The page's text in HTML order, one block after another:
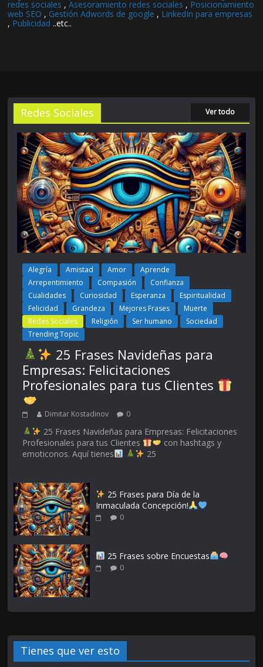
redes sociales ,Asesoramiento redes sociales , Posicionamiento
web SEO , Gestión Adwords de google , LinkedIn para empresas
, Publicidad ..etc..
Redes Sociales Ver todo
Alegría Amistad Amor
Aprende
Arrepentimiento
Compasión
Confianza
Cualidades
Curiosidad Esperanza
Espiritualidad
Felicidad
Grandeza Mejores Frases
Muerte
Redes Sociales
Religión Ser humano
Sociedad
Trending Topic
25 Frases Navideñas para
Empresas: Felicitaciones
Profesionales para tus Clientes
Dimitar Kostadinov 0
25 Frases Navideñas para Empresas: Felicitaciones
Profesionales para tus Clientes
con hashtags y
emoticonos. Aquí tienes
25
25 Frases para Día de la
Inmaculada Concepción!
0
25 Frases sobre Encuestas
0
Tienes que ver esto